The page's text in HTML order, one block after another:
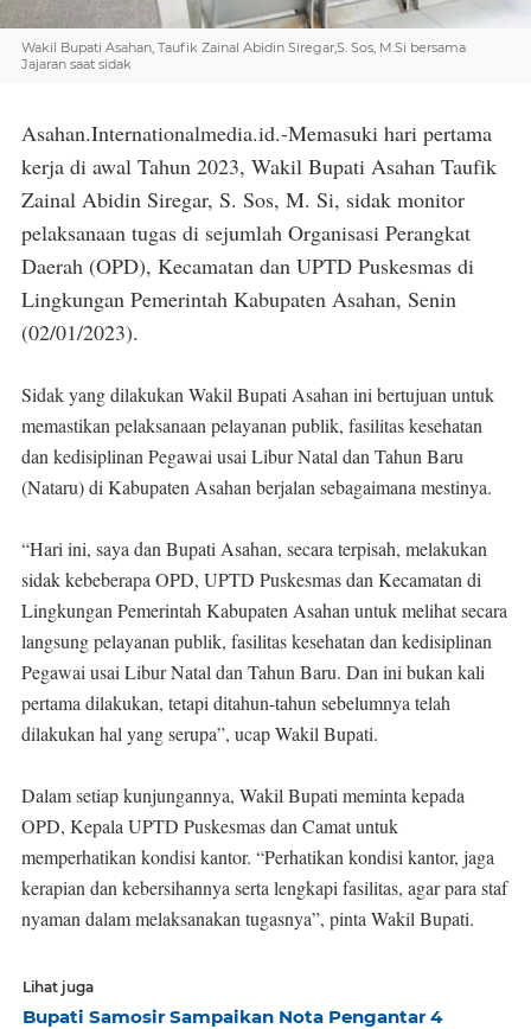
Wakil Bupati Asahan, Taufik Zainal Abidin Siregar,S. Sos, M.Si bersama
Jajaran saat sidak
Asahan.Internationalmedia.id.-Memasuki hari pertama
kerja di awal Tahun 2023, Wakil Bupati Asahan Taufik
Zainal Abidin Siregar, S. Sos, M. Si, sidak monitor
pelaksanaan tugas di sejumlah Organisasi Perangkat
Daerah (OPD), Kecamatan dan UPTD Puskesmas di
Lingkungan Pemerintah Kabupaten Asahan, Senin
(02/01/2023).
Sidak yang dilakukan Wakil Bupati Asahan ini bertujuan untuk
memastikan pelaksanaan pelayanan publik, fasilitas kesehatan
dan kedisiplinan Pegawai usai Libur Natal dan Tahun Baru
(Nataru) di Kabupaten Asahan berjalan sebagaimana mestinya.
“Hari ini, saya dan Bupati Asahan, secara terpisah, melakukan
sidak kebeberapa OPD, UPTD Puskesmas dan Kecamatan di
Lingkungan Pemerintah Kabupaten Asahan untuk melihat secara
langsung pelayanan publik, fasilitas kesehatan dan kedisiplinan
Pegawai usai Libur Natal dan Tahun Baru. Dan ini bukan kali
pertama dilakukan, tetapi ditahun-tahun sebelumnya telah
dilakukan hal yang serupa”, ucap Wakil Bupati.
Dalam setiap kunjungannya, Wakil Bupati meminta kepada
OPD, Kepala UPTD Puskesmas dan Camat untuk
memperhatikan kondisi kantor. “Perhatikan kondisi kantor, jaga
kerapian dan kebersihannya serta lengkapi fasilitas, agar para staf
nyaman dalam melaksanakan tugasnya”, pinta Wakil Bupati.
Lihat juga
Bupati Samosir Sampaikan Nota Pengantar 4